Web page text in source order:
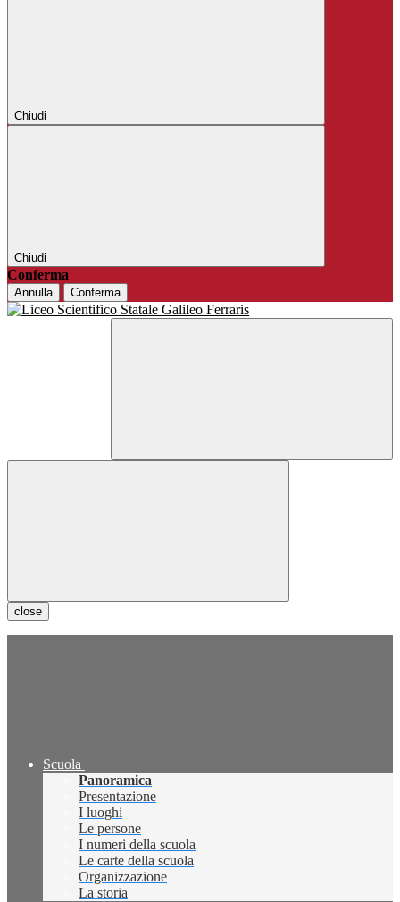
Chiudi
Chiudi
Conferma
Annulla Conferma
close
Scuola
Panoramica
Presentazione
I luoghi
Le persone
I numeri della scuola
Le carte della scuola
Organizzazione
La storia